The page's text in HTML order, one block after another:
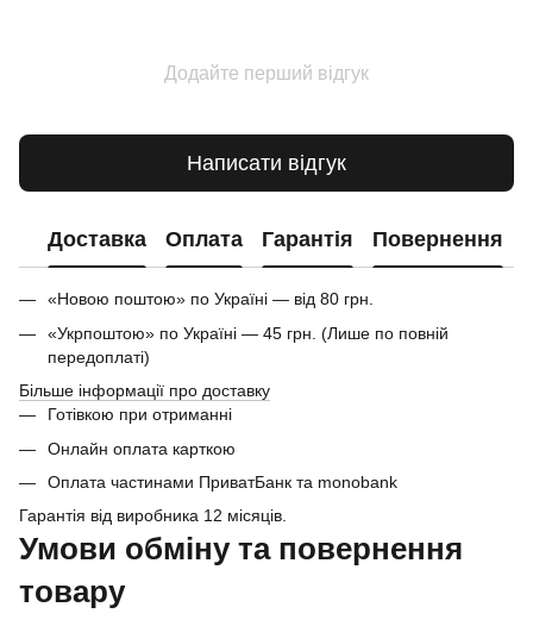
Додайте перший відгук
Написати відгук
Доставка Оплата Гарантія Повернення
«Новою поштою» по Україні — від 80 грн.
«Укрпоштою» по Україні — 45 грн. (Лише по повній
передоплаті)
Більше інформації про доставку
Готівкою при отриманні
Онлайн оплата карткою
Оплата частинами ПриватБанк та monobank
Гарантія від виробника 12 місяців.
Умови обміну та повернення
товару